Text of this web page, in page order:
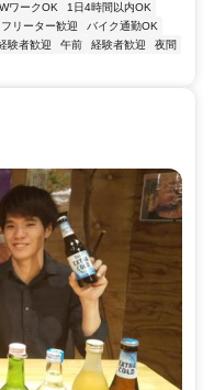
ワークOK
1日4時間以内OK
フリーター歓迎
バイク通勤OK
験者歓迎 午前 経験者歓迎
夜間